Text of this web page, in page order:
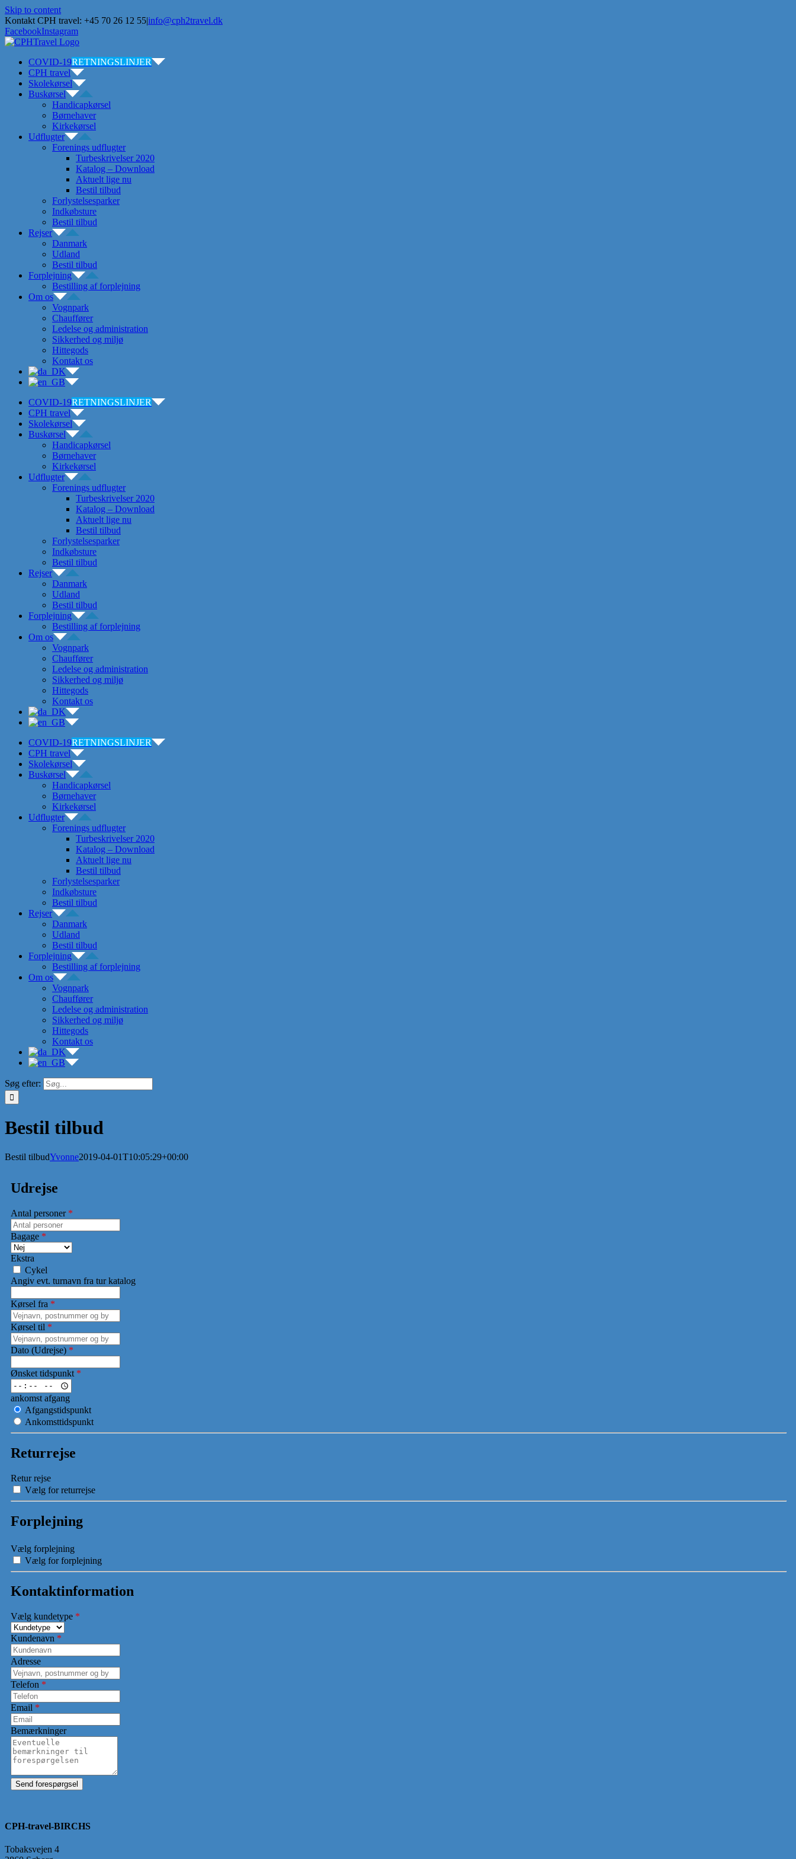
Skip to content
Kontakt CPH travel: +45 70 26 12 55|info@cph2travel.dk
FacebookInstagram
COVID-19RETNINGSLINJER
CPH travel
Skolekørsel
Buskørsel
Handicapkørsel
Børnehaver
Kirkekørsel
Udflugter
Forenings udflugter
Turbeskrivelser 2020
Katalog – Download
Aktuelt lige nu
Bestil tilbud
Forlystelsesparker
Indkøbsture
Bestil tilbud
Rejser
Danmark
Udland
Bestil tilbud
Forplejning
Bestilling af forplejning
Om os
Vognpark
Chauffører
Ledelse og administration
Sikkerhed og miljø
Hittegods
Kontakt os
COVID-19RETNINGSLINJER
CPH travel
Skolekørsel
Buskørsel
Handicapkørsel
Børnehaver
Kirkekørsel
Udflugter
Forenings udflugter
Turbeskrivelser 2020
Katalog – Download
Aktuelt lige nu
Bestil tilbud
Forlystelsesparker
Indkøbsture
Bestil tilbud
Rejser
Danmark
Udland
Bestil tilbud
Forplejning
Bestilling af forplejning
Om os
Vognpark
Chauffører
Ledelse og administration
Sikkerhed og miljø
Hittegods
Kontakt os
COVID-19RETNINGSLINJER
CPH travel
Skolekørsel
Buskørsel
Handicapkørsel
Børnehaver
Kirkekørsel
Udflugter
Forenings udflugter
Turbeskrivelser 2020
Katalog – Download
Aktuelt lige nu
Bestil tilbud
Forlystelsesparker
Indkøbsture
Bestil tilbud
Rejser
Danmark
Udland
Bestil tilbud
Forplejning
Bestilling af forplejning
Om os
Vognpark
Chauffører
Ledelse og administration
Sikkerhed og miljø
Hittegods
Kontakt os
Søg efter:
Bestil tilbud
Bestil tilbudYvonne2019-04-01T10:05:29+00:00
Udrejse
Antal personer *
Bagage *
Ekstra
Cykel
Angiv evt. turnavn fra tur katalog
Kørsel fra *
Kørsel til *
Dato (Udrejse) *
Ønsket tidspunkt *
ankomst afgang
Afgangstidspunkt
Ankomsttidspunkt
Returrejse
Retur rejse
Vælg for returrejse
Forplejning
Vælg forplejning
Vælg for forplejning
Kontaktinformation
Vælg kundetype *
Kundenavn *
Adresse
Telefon *
Email *
Bemærkninger
CPH-travel-BIRCHS
Tobaksvejen 4